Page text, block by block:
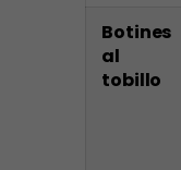
Botines
al
tobillo